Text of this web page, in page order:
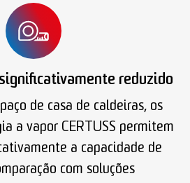
reduzido
de casa de caldeiras, os
a vapor CERTUSS permitem
a capacidade de
com soluções